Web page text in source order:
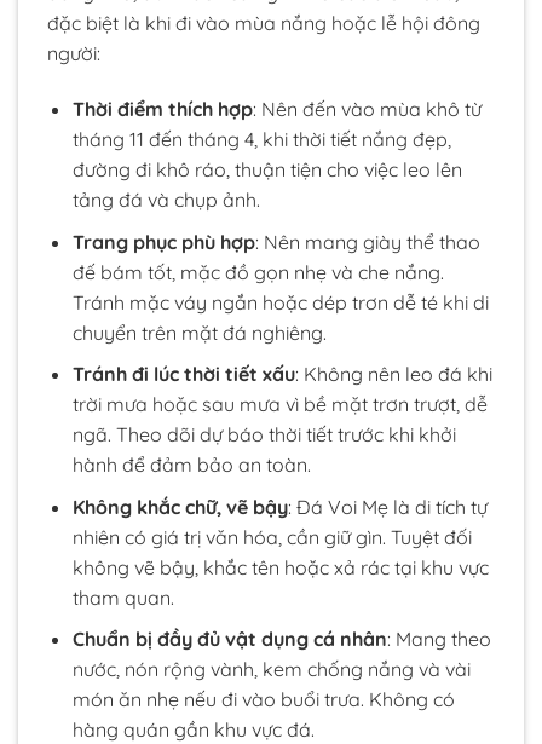
đặc biệt là khi đi vào mùa nắng hoặc lễ hội đông
người:
Thời điểm thích hợp: Nên đến vào mùa khô từ
tháng 11 đến tháng 4, khi thời tiết nắng đẹp,
đường đi khô ráo, thuận tiện cho việc leo lên
tảng đá và chụp ảnh.
Trang phục phù hợp: Nên mang giày thể thao
đế bám tốt, mặc đồ gọn nhẹ và che nắng.
Tránh mặc váy ngắn hoặc dép trơn dễ té khi di
chuyển trên mặt đá nghiêng.
Tránh đi lúc thời tiết xấu: Không nên leo đá khi
trời mưa hoặc sau mưa vì bề mặt trơn trượt, dễ
ngã. Theo dõi dự báo thời tiết trước khi khởi
hành để đảm bảo an toàn.
Không khắc chữ, vẽ bậy: Đá Voi Mẹ là di tích tự
nhiên có giá trị văn hóa, cần giữ gìn. Tuyệt đối
không vẽ bậy, khắc tên hoặc xả rác tại khu vực
tham quan.
Chuẩn bị đầy đủ vật dụng cá nhân: Mang theo
nước, nón rộng vành, kem chống nắng và vài
món ăn nhẹ nếu đi vào buổi trưa. Không có
hàng quán gần khu vực đá.